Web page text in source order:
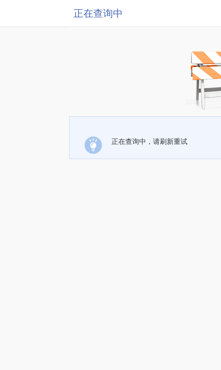
正在查询中
正在查询中，请刷新重试